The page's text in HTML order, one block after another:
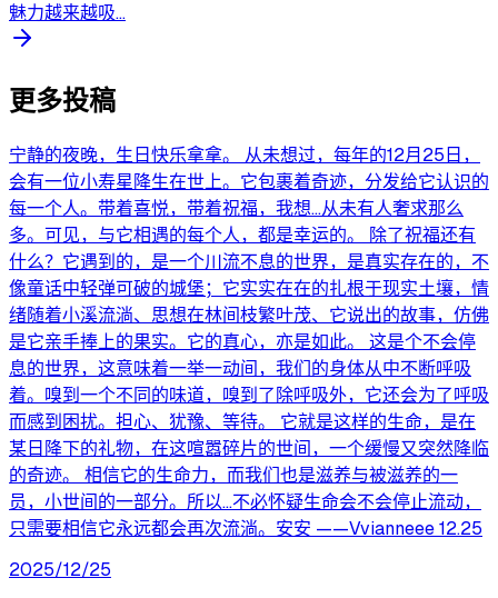
魅力越来越吸...
更多投稿
宁静的夜晚，生日快乐拿拿。 从未想过，每年的12月25日，
会有一位小寿星降生在世上。它包裹着奇迹，分发给它认识的
每一个人。带着喜悦，带着祝福，我想...从未有人奢求那么
多。可见，与它相遇的每个人，都是幸运的。 除了祝福还有
什么？它遇到的，是一个川流不息的世界，是真实存在的，不
像童话中轻弹可破的城堡；它实实在在的扎根于现实土壤，情
绪随着小溪流淌、思想在林间枝繁叶茂、它说出的故事，仿佛
是它亲手捧上的果实。它的真心，亦是如此。 这是个不会停
息的世界，这意味着一举一动间，我们的身体从中不断呼吸
着。嗅到一个不同的味道，嗅到了除呼吸外，它还会为了呼吸
而感到困扰。担心、犹豫、等待。 它就是这样的生命，是在
某日降下的礼物，在这喧嚣碎片的世间，一个缓慢又突然降临
的奇迹。 相信它的生命力，而我们也是滋养与被滋养的一
员，小世间的一部分。所以...不必怀疑生命会不会停止流动，
只需要相信它永远都会再次流淌。安安 ——Vvianneee 12.25
2025/12/25